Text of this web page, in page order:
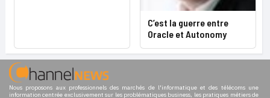
C’est la guerre entre
Oracle et Autonomy
Nous proposons aux professionnels des marchés de l'informatique et des télécoms une
information centrée exclusivement sur les problématiques business, les pratiques métiers de